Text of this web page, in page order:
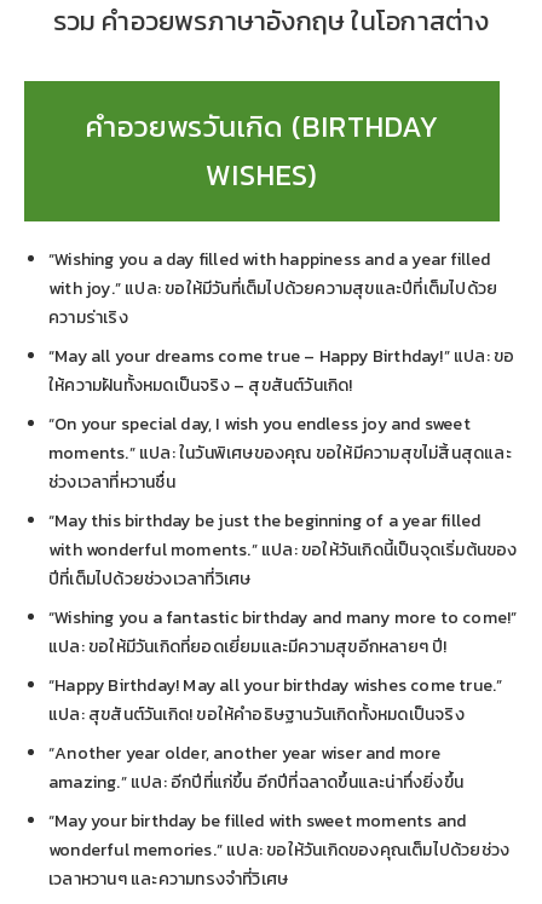
รวม คำอวยพรภาษาอังกฤษ ในโอกาสต่าง
คำอวยพรวันเกิด (BIRTHDAY
WISHES)
“Wishing you a day filled with happiness and a year filled
with joy.” แปล: ขอให้มีวันที่เต็มไปด้วยความสุขและปีที่เต็มไปด้วย
ความร่าเริง
“May all your dreams come true – Happy Birthday!” แปล: ขอ
ให้ความฝันทั้งหมดเป็นจริง – สุขสันต์วันเกิด!
“On your special day, I wish you endless joy and sweet
moments.” แปล: ในวันพิเศษของคุณ ขอให้มีความสุขไม่สิ้นสุดและ
ช่วงเวลาที่หวานชื่น
“May this birthday be just the beginning of a year filled
with wonderful moments.” แปล: ขอให้วันเกิดนี้เป็นจุดเริ่มต้นของ
ปีที่เต็มไปด้วยช่วงเวลาที่วิเศษ
“Wishing you a fantastic birthday and many more to come!”
แปล: ขอให้มีวันเกิดที่ยอดเยี่ยมและมีความสุขอีกหลายๆ ปี!
“Happy Birthday! May all your birthday wishes come true.”
แปล: สุขสันต์วันเกิด! ขอให้คำอธิษฐานวันเกิดทั้งหมดเป็นจริง
“Another year older, another year wiser and more
amazing.” แปล: อีกปีที่แก่ขึ้น อีกปีที่ฉลาดขึ้นและน่าทึ่งยิ่งขึ้น
“May your birthday be filled with sweet moments and
wonderful memories.” แปล: ขอให้วันเกิดของคุณเต็มไปด้วยช่วง
เวลาหวานๆ และความทรงจำที่วิเศษ